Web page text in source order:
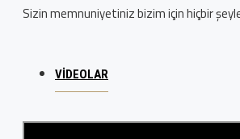
Sizin memnuniyetiniz bizim için hiçbir
VIDEOLAR